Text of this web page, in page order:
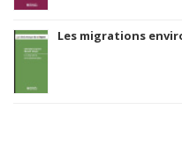
Les migrations